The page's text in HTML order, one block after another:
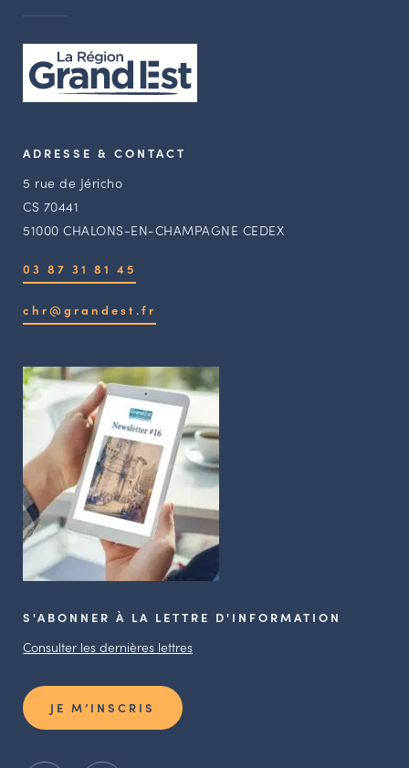
ADRESSE & CONTACT
5 rue de Jéricho
CS 70441
51000 CHALONS-EN-CHAMPAGNE CEDEX
03 87 31 81 45
chr@grandest.fr
S'ABONNER À LA LETTRE D'INFORMATION
Consulter les dernières lettres
JE M’INSCRIS